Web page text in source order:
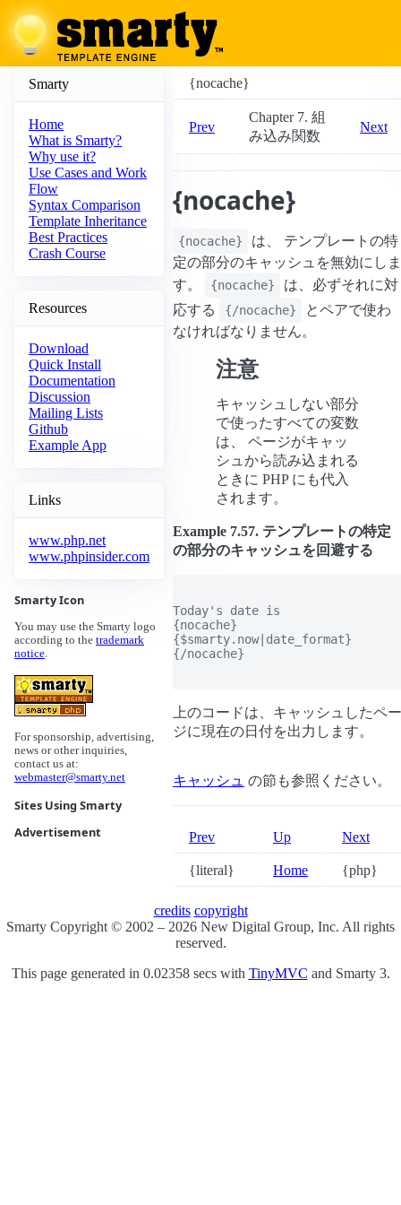
Smarty
Home
What is Smarty?
Why use it?
Use Cases and Work
Flow
Syntax Comparison
Template Inheritance
Best Practices
Crash Course
Resources
Download
Quick Install
Documentation
Discussion
Mailing Lists
Github
Example App
Links
www.php.net
www.phpinsider.com
Smarty Icon
You may use the Smarty logo
according to the trademark
notice.
For sponsorship, advertising,
news or other inquiries,
contact us at:
webmaster@smarty.net
Sites Using Smarty
Advertisement
{nocache}
Prev
Chapter 7. 組
み込み関数
Next
{nocache}
{nocache}
は、 テンプレートの特
定の部分のキャッシュを無効にしま
す。
{nocache}
は、必ずそれに対
応する
{/nocache}
とペアで使わ
なければなりません。
注意
キャッシュしない部分
で使ったすべての変数
は、 ページがキャッ
シュから読み込まれる
ときに PHP にも代入
されます。
Example 7.57. テンプレートの特定
の部分のキャッシュを回避する
Today's date is
{nocache}
{$smarty.now|date_format}
{/nocache}
上のコードは、キャッシュしたペー
ジに現在の日付を出力します。
キャッシュ の節も参照ください。
Prev Up Next
{literal} Home {php}
credits copyright
Smarty Copyright © 2002 – 2026 New Digital Group, Inc. All rights
reserved.
This page generated in 0.02358 secs with TinyMVC and Smarty 3.